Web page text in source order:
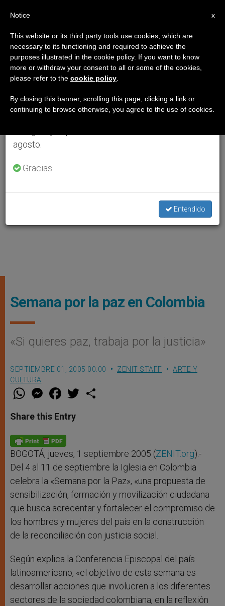
Semana por la paz en Colombia
«Si quieres paz, trabaja por la justicia»
SEPTIEMBRE 01, 2005 00:00 ZENIT STAFF
ARTE Y
CULTURA
W
t
s
p
p
M
e
s
e
g
e
F
a
e
b
o
k
w
Share this Entry
BOGOTÁ, jueves, 1 septiembre 2005 (ZENIT.org).-
Del 4 al 11 de septiembre la Iglesia en Colombia
celebra la «Semana por la Paz», «una propuesta de
sensibilización, formación y movilización ciudadana
que busca acrecentar y fortalecer el compromiso de
los hombres y mujeres del país en la construcción
de la reconciliación con justicia social.
Según explica la Conferencia Episcopal del país
latinoamericano, «el objetivo de esta semana es
desarrollar acciones que involucren a los diferentes
sectores de la sociedad colombiana, en la reflexión
×
Aviso importante
Del 27 de julio al 7 de agosto haremos la pausa
anual, aprovechando que en el periodo de verano
se generan menos informaciones y también el
agosto.
Gracias.
Entendido
x
Notice
This website or its third party tools use cookies, which are
necessary to its functioning and required to achieve the
purposes illustrated in the cookie policy. If you want to know
more or withdraw your consent to all or some of the cookies,
please refer to the cookie policy
By closing this banner, scrolling this page, clicking a link or
continuing to browse otherwise, you agree to the use of cookies.